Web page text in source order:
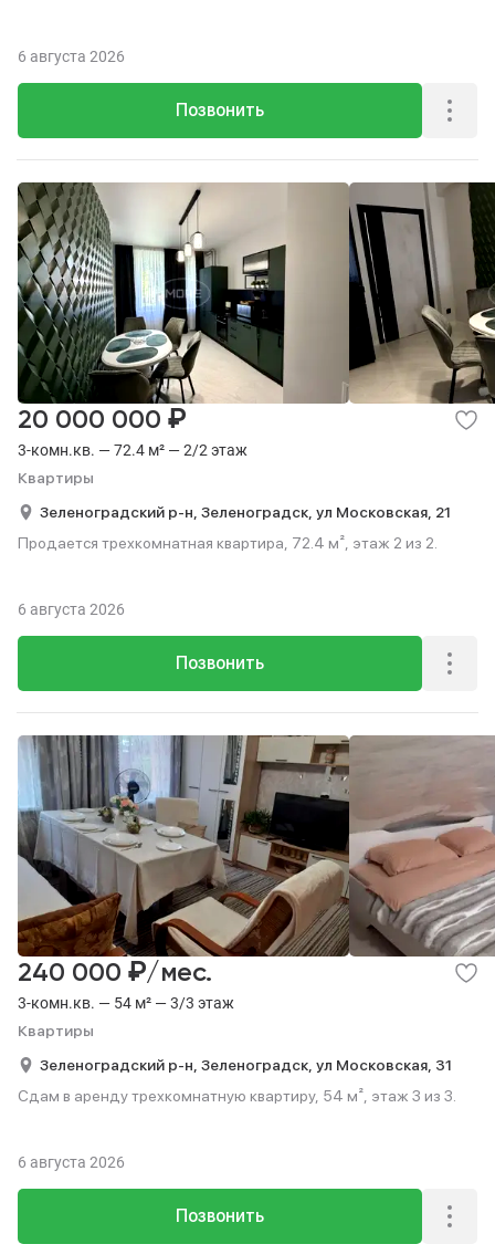
Позвонить
6 августа 2026
3-комн.кв. — 72.4 м² — 2/2 этаж
Квартиры
20 000 000 ₽
Зеленоградский р-н, Зеленоградск, ул Московская, 21
Продается трехкомнатная квартира, 72.4 м², этаж 2 из 2.
Позвонить
6 августа 2026
3-комн.кв. — 54 м² — 3/3 этаж
Квартиры
240 000 ₽/мес.
Зеленоградский р-н, Зеленоградск, ул Московская, 31
Сдам в аренду трехкомнатную квартиру, 54 м², этаж 3 из 3.
Позвонить
6 августа 2026